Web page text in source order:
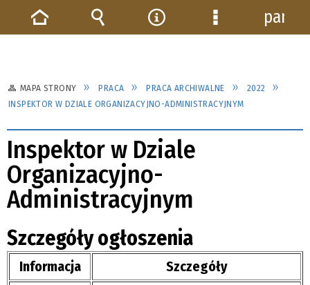
MAPA STRONY PRACA PRACA ARCHIWALNE
2022
INSPEKTOR W DZIALE ORGANIZACYJNO-ADMINISTRACYJNYM
Inspektor w Dziale
Organizacyjno-
Administracyjnym
Szczegóły ogłoszenia
Informacja
Szczegóły
Strona Wyszukiwarka
NarzędziaMenu
panel